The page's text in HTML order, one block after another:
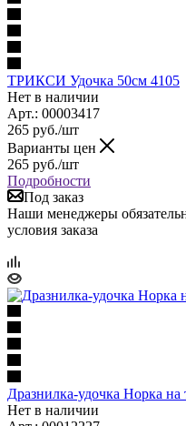
ТРИКСИ Удочка 50см 4105
Нет в наличии
Арт.: 00003417
265 руб./шт
Варианты цен
265 руб./шт
Подробности
Под заказ
Наши менеджеры
условия заказа
Дразнилка-удочка Норка на
Нет в наличии